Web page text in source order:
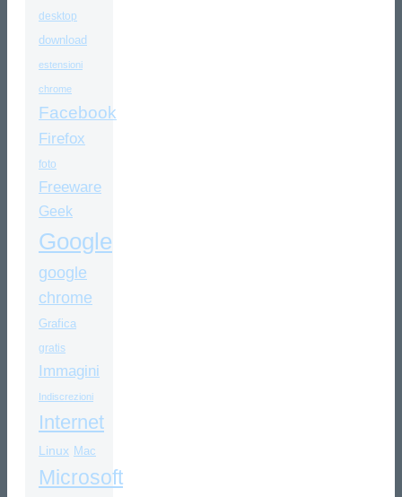
desktop
download
estensioni
chrome
Facebook
Firefox
foto
Freeware
Geek
Google
google
chrome
Grafica
gratis
Immagini
Indiscrezioni
Internet
Linux Mac
Microsoft